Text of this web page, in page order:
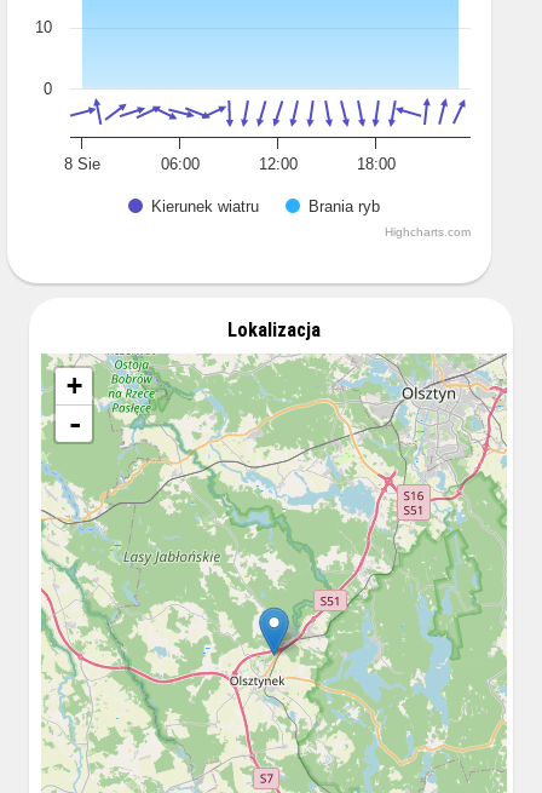
Kierunek wiatru Brania ryb
8 Sie 06:00 12:00 18:00
0
10
Highcharts.com
Lokalizacja
+
-